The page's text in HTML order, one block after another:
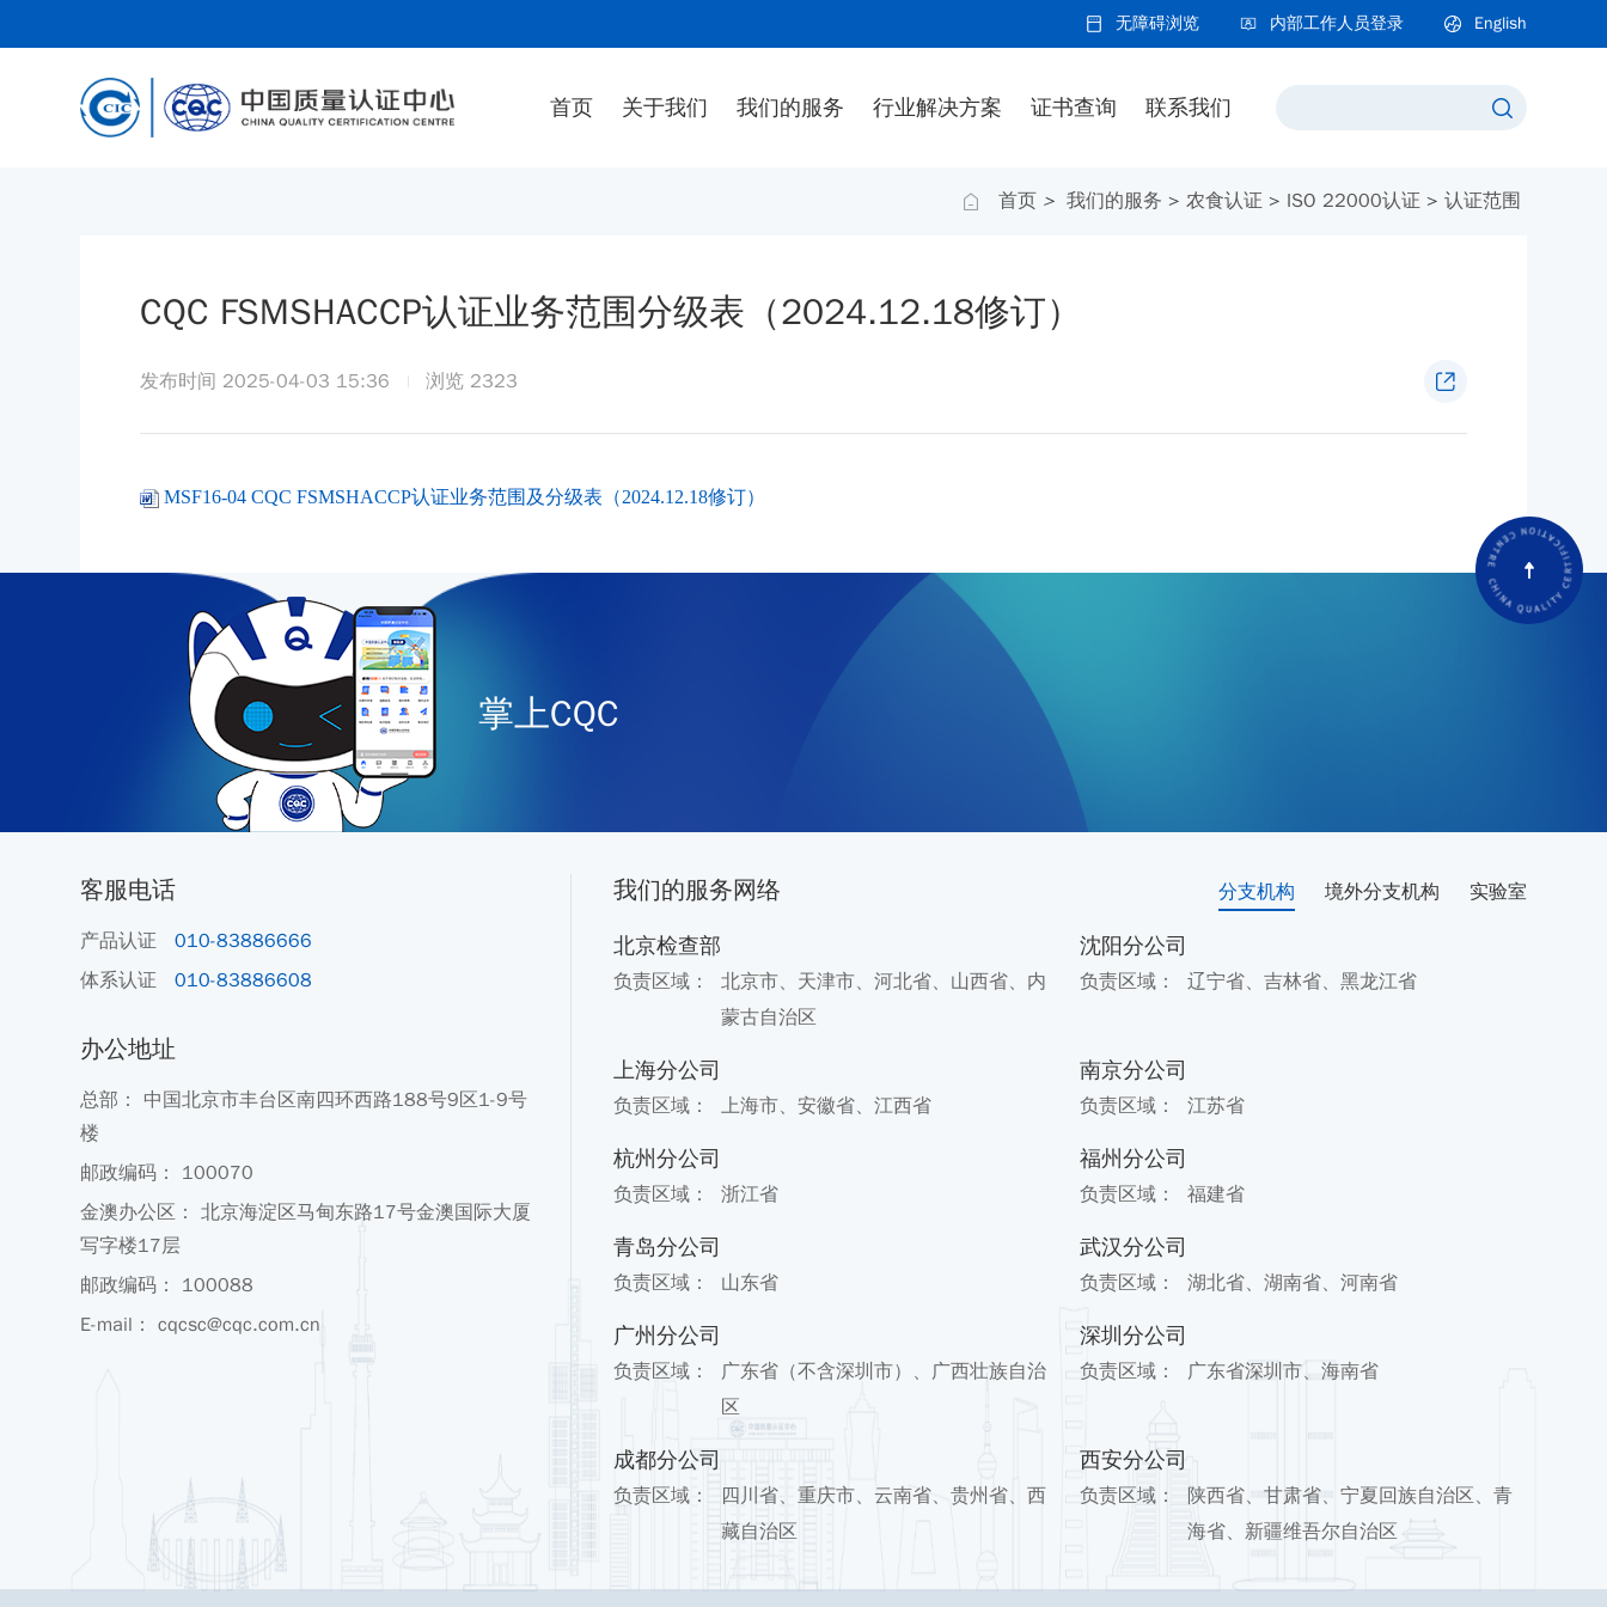
无障碍浏览 内部工作人员登录 English
首页 关于我们 我们的服务 行业解决方案 证书查询 联系我们
首页 > 我们的服务 > 农食认证 > ISO 22000认证 > 认证范围
CQC FSMSHACCP认证业务范围分级表（2024.12.18修订）
发布时间 2025-04-03 15:36 浏览 2323
MSF16-04 CQC FSMSHACCP认证业务范围及分级表（2024.12.18修订）
掌上CQC
客服电话
产品认证
010-83886666
体系认证
010-83886608
办公地址
总部： 中国北京市丰台区南四环西路188号9区1-9号
楼
邮政编码： 100070
金澳办公区： 北京海淀区马甸东路17号金澳国际大厦
写字楼17层
邮政编码： 100088
E-mail： cqcsc@cqc.com.cn
我们的服务网络 分支机构 境外分支机构 实验室
北京检查部
负责区域：
北京市、天津市、河北省、山西省、内
蒙古自治区
沈阳分公司
负责区域： 辽宁省、吉林省、黑龙江省
上海分公司
负责区域： 上海市、安徽省、江西省
南京分公司
负责区域： 江苏省
杭州分公司
负责区域： 浙江省
福州分公司
负责区域： 福建省
青岛分公司
负责区域： 山东省
武汉分公司
负责区域： 湖北省、湖南省、河南省
广州分公司
负责区域：
广东省（不含深圳市）、广西壮族自治
区
深圳分公司
负责区域： 广东省深圳市、海南省
成都分公司
负责区域：
四川省、重庆市、云南省、贵州省、西
藏自治区
西安分公司
负责区域：
陕西省、甘肃省、宁夏回族自治区、青
海省、新疆维吾尔自治区